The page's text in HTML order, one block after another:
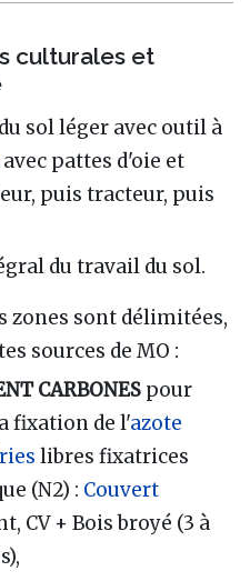
culturales et
sol léger avec outil à
avec pattes d'oie et
puis tracteur, puis
du travail du sol.
zones sont délimitées,
sources de MO :
CARBONES pour
fixation de l'azote
libres fixatrices
(N2) : Couvert
CV + Bois broyé (3 à